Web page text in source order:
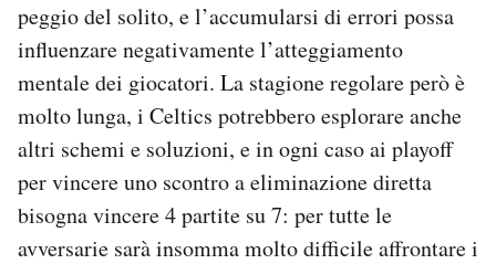
peggio del solito, e l’accumularsi di errori possa
influenzare negativamente l’atteggiamento
mentale dei giocatori. La stagione regolare però è
molto lunga, i Celtics potrebbero esplorare anche
altri schemi e soluzioni, e in ogni caso ai playoff
per vincere uno scontro a eliminazione diretta
bisogna vincere 4 partite su 7: per tutte le
avversarie sarà insomma molto difficile affrontare i